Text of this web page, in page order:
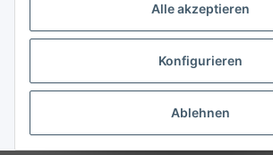
Alle akzeptieren
Konfigurieren
Ablehnen
Gesetzliche Informationen